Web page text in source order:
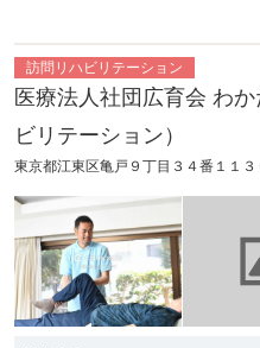
訪問リハビリテーション
医療法人社団広育会 わ
ビリテーション）
東京都江東区亀戸９丁目３４番１１３